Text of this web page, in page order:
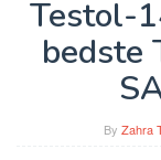
Testol-
bedste
By Zahra